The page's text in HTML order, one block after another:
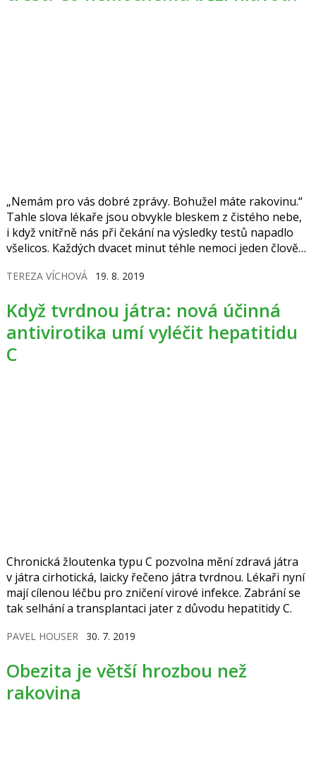
„Nemám pro vás dobré zprávy. Bohužel máte rakovinu.“
Tahle slova lékaře jsou obvykle bleskem z čistého nebe,
i když vnitřně nás při čekání na výsledky testů napadlo
všelicos. Každých dvacet minut téhle nemoci jeden člověk
vyléčit. Čím si pacienti procházejí v úvodní fázi, kdy i ti
TEREZA VÍCHOVÁ 19. 8. 2019
Když tvrdnou játra: nová účinná
antivirotika umí vyléčit hepatitidu
C
Chronická žloutenka typu C pozvolna mění zdravá játra
v játra cirhotická, laicky řečeno játra tvrdnou. Lékaři nyní
mají cílenou léčbu pro zničení virové infekce. Zabrání se
tak selhání a transplantaci jater z důvodu hepatitidy C.
PAVEL HOUSER 30. 7. 2019
Obezita je větší hrozbou než
rakovina